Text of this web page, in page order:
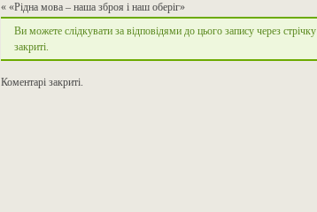
« «Рідна мова – наша зброя і наш оберіг»
Ви можете слідкувати за відповідями до цього запису через стрічку
закриті.
Коментарі закриті.